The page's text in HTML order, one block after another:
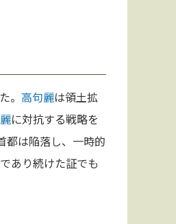
。 高句麗は領土拡
に対抗する戦略を
都は陥落し、一時的
あり続けた証でも